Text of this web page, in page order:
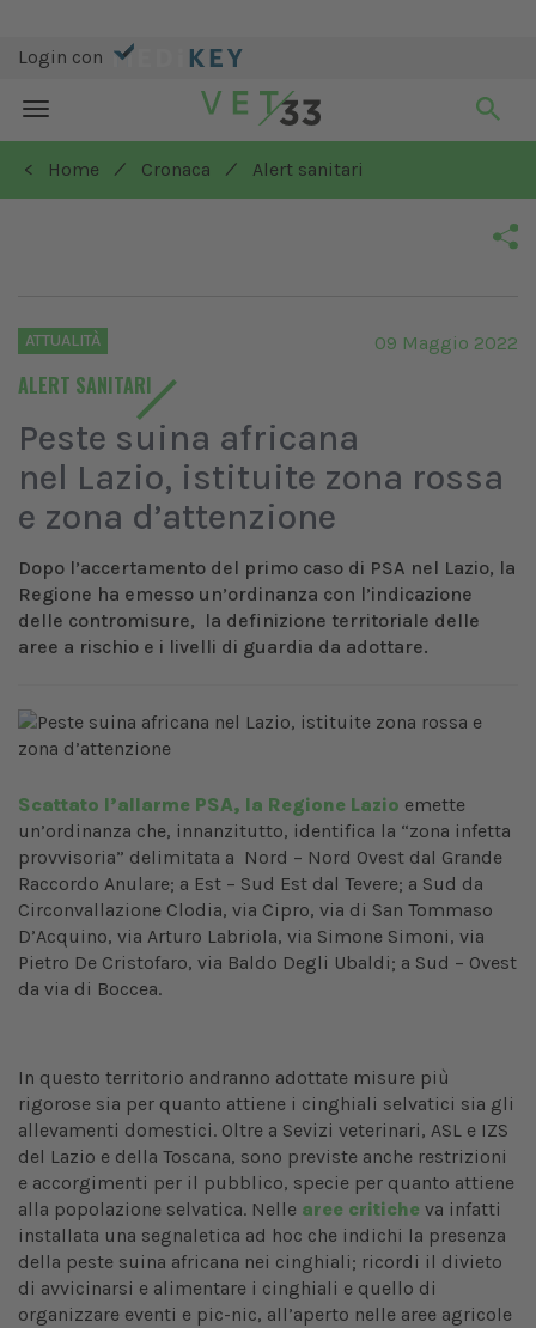
Login con
Toggle
navigation
< Home
/ Cronaca / Alert sanitari
ATTUALITÀ
ALERT SANITARI
09 Maggio 2022
Peste suina africana
nel Lazio, istituite zona rossa
e zona d’attenzione
Dopo l’accertamento del primo caso di PSA nel Lazio, la
Regione ha emesso un’ordinanza con l’indicazione
delle contromisure, la definizione territoriale delle
aree a rischio e i livelli di guardia da adottare.
Scattato l’allarme PSA, la Regione Lazio emette
un’ordinanza che, innanzitutto, identifica la “zona infetta
provvisoria” delimitata a Nord – Nord Ovest dal Grande
Raccordo Anulare; a Est – Sud Est dal Tevere; a Sud da
Circonvallazione Clodia, via Cipro, via di San Tommaso
D’Acquino, via Arturo Labriola, via Simone Simoni, via
Pietro De Cristofaro, via Baldo Degli Ubaldi; a Sud – Ovest
da via di Boccea.
In questo territorio andranno adottate misure più
rigorose sia per quanto attiene i cinghiali selvatici sia gli
allevamenti domestici. Oltre a Sevizi veterinari, ASL e IZS
del Lazio e della Toscana, sono previste anche restrizioni
e accorgimenti per il pubblico, specie per quanto attiene
alla popolazione selvatica. Nelle aree critiche va infatti
installata una segnaletica ad hoc che indichi la presenza
della peste suina africana nei cinghiali; ricordi il divieto
di avvicinarsi e alimentare i cinghiali e quello di
organizzare eventi e pic-nic, all’aperto nelle aree agricole